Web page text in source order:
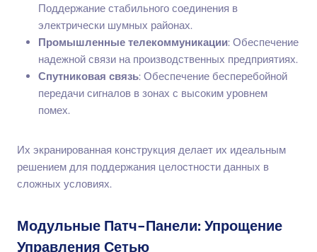
Поддержание стабильного соединения в
электрически шумных районах.
Промышленные телекоммуникации: Обеспечение
надежной связи на производственных предприятиях.
Спутниковая связь: Обеспечение бесперебойной
передачи сигналов в зонах с высоким уровнем
помех.
Их экранированная конструкция делает их идеальным
решением для поддержания целостности данных в
сложных условиях.
Модульные Патч-Панели: Упрощение
Управления Сетью